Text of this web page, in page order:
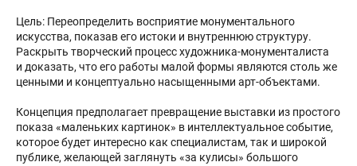
Цель: Переопределить восприятие монументального
искусства, показав его истоки и внутреннюю структуру.
Раскрыть творческий процесс художника-монументалиста
и доказать, что его работы малой формы являются столь же
ценными и концептуально насыщенными арт-объектами.
Концепция предполагает превращение выставки из простого
показа «маленьких картинок» в интеллектуальное событие,
которое будет интересно как специалистам, так и широкой
публике, желающей заглянуть «за кулисы» большого